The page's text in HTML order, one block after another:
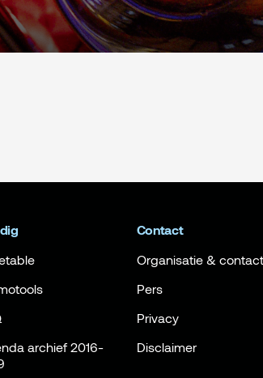
archief 2016-
Contact
Organisatie & contact
Pers
Privacy
Disclaimer